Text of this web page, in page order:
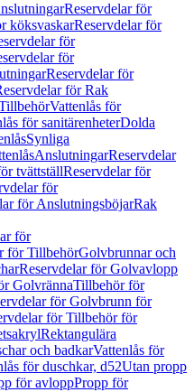
Reservdelar för
köksvaskarReservdelar för
för
för
Reservdelar för
för Rak
Vattenlås för
för sanitärenheterDolda
Synliga
AnslutningarReservdelar
tvättställReservdelar för
för
för AnslutningsböjarRak
för
för TillbehörGolvbrunnar och
Reservdelar för Golvavlopp
GolvrännaTillbehör för
för Golvbrunn för
för Tillbehör för
Rektangulära
och badkarVattenlås för
för duschkar, d52Utan propp
för avloppPropp för